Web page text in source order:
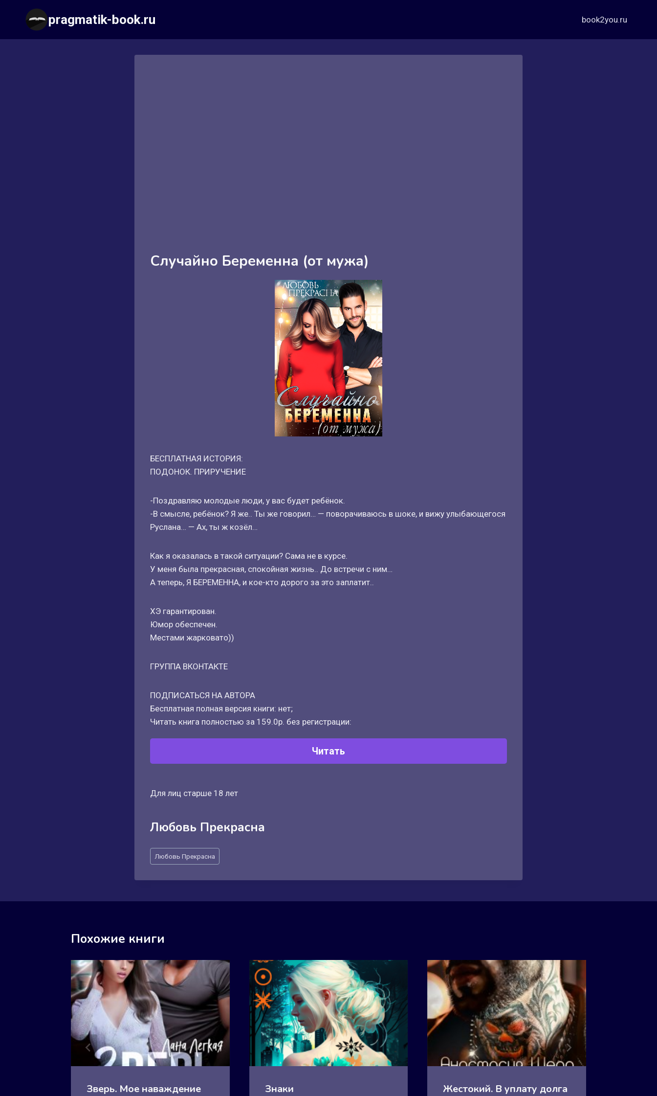
содержимому
pragmatik-book.ru book2you.ru
Случайно Беременна (от мужа)
БЕСПЛАТНАЯ ИСТОРИЯ:
ПОДОНОК. ПРИРУЧЕНИЕ
-Поздравляю молодые люди, у вас будет ребёнок.
-В смысле, ребёнок? Я же.. Ты же говорил… — поворачиваюсь в шоке, и вижу улыбающегося
Руслана… — Ах, ты ж козёл…
Как я оказалась в такой ситуации? Сама не в курсе.
У меня была прекрасная, спокойная жизнь.. До встречи с ним…
А теперь, Я БЕРЕМЕННА, и кое-кто дорого за это заплатит..
ХЭ гарантирован.
Юмор обеспечен.
Местами жарковато))
ГРУППА ВКОНТАКТЕ
ПОДПИСАТЬСЯ НА АВТОРА
Бесплатная полная версия книги: нет;
Читать книга полностью за 159.0р. без регистрации:
Читать
Для лиц старше 18 лет
Любовь Прекрасна
Метки
записи:
Любовь Прекрасна
Похожие книги
Зверь. Мое наваждение Знаки Жестокий. В уплату долга